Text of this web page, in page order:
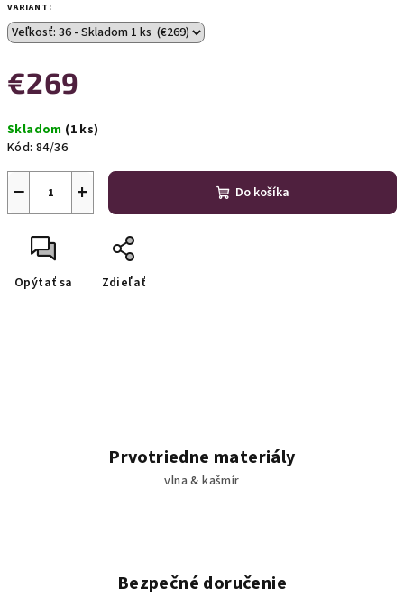
VARIANT:
€269
cena:
Skladom (1 ks)
Kód: 84/36
+
− Do košíka
Opýtať sa Zdieľať
Prvotriedne materiály
vlna & kašmír
Bezpečné doručenie